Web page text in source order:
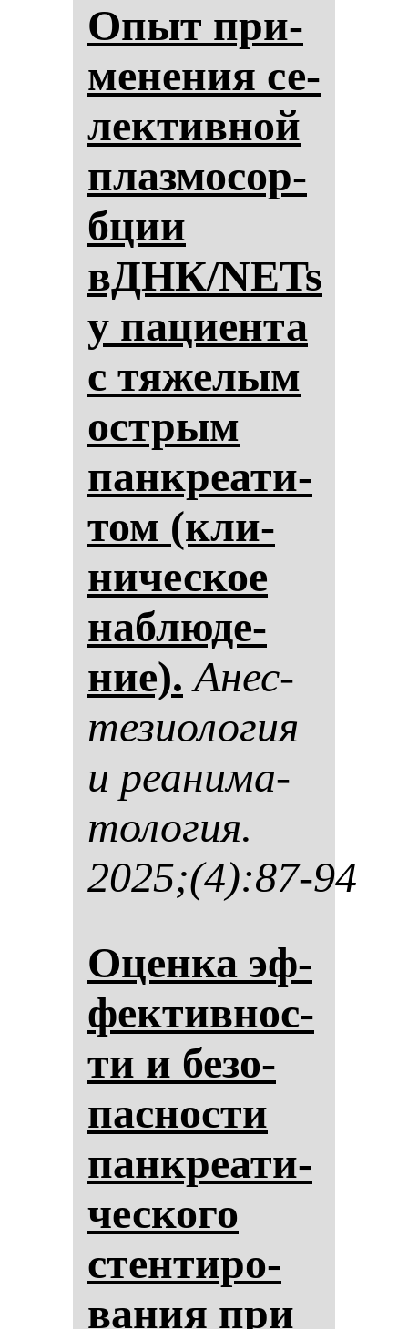
Опыт при­
ме­не­ния се­
лек­тив­ной
плаз­мо­сор­
бции
вДНК/NETs
у па­ци­ен­та
с тя­же­лым
ос­трым
пан­кре­ати­
том (кли­
ни­чес­кое
наб­лю­де­
ние). Анес­
те­зи­оло­гия
и ре­ани­ма­
то­ло­гия.
2025;(4):87-94
Оцен­ка эф­
фек­тив­нос­
ти и бе­зо­
пас­нос­ти
пан­кре­ати­
чес­ко­го
стен­ти­ро­
ва­ния при